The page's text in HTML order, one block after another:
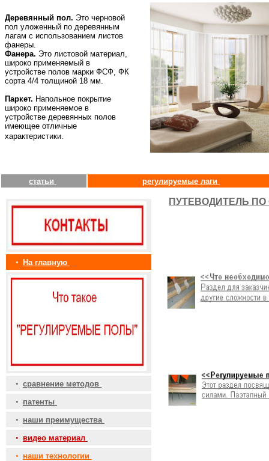
Деревянный пол. Это черновой
пол уложенный по деревянным
лагам с использованием листов
фанеры.
Фанера. Это листовой материал,
широко применяемый в
устройстве полов марки ФСФ, ФК
сорта 4/4 толщиной 18 мм.
Паркет. Напольное покрытие
широко применяемое в
устройстве деревянных полов
имеющее отличные
характеристики.
статьи регулируемые лаги
• На главную
• сравнение методов
• патенты
• наши преимущества
• видео материал
• наши технологии
ПУТЕВОДИТЕЛЬ